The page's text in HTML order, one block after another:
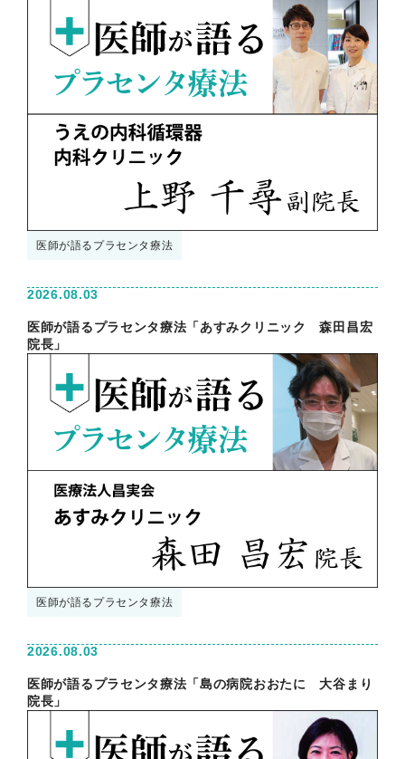
医師が語るプラセンタ療法
2026.08.03
医師が語るプラセンタ療法「あすみクリニック 森田昌宏
院長」
医師が語るプラセンタ療法
2026.08.03
医師が語るプラセンタ療法「島の病院おおたに 大谷まり
院長」